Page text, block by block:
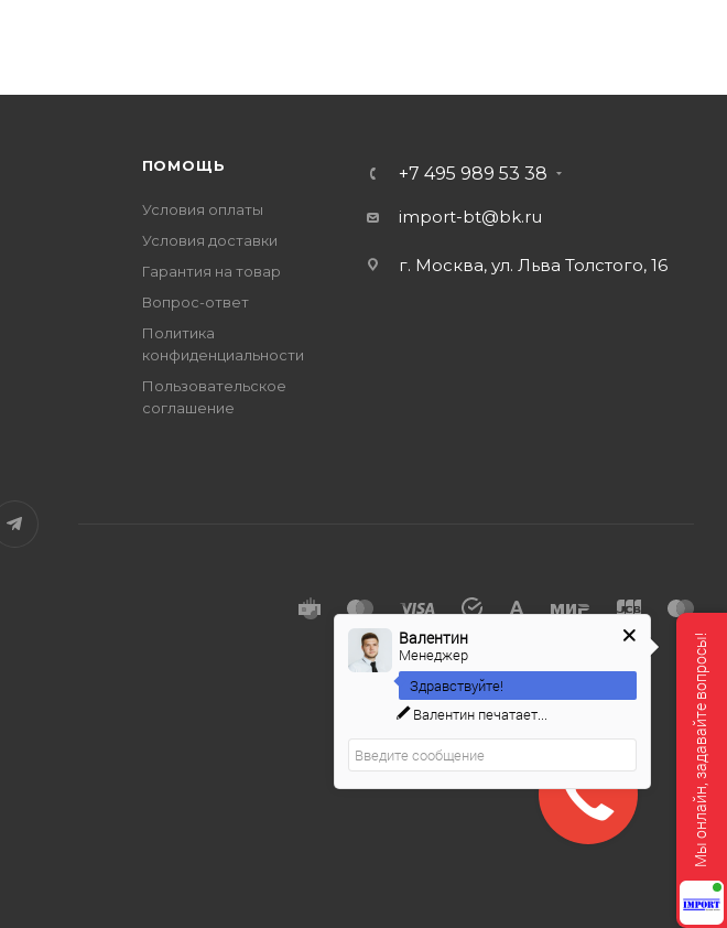
ПОМОЩЬ
Условия оплаты
Условия доставки
Гарантия на товар
Вопрос-ответ
Политика
конфиденциальности
Пользовательское
соглашение
+7 495 989 53 38
import-bt@bk.ru
г. Москва, ул. Льва Толстого, 16
Мы онлайн, задавайте вопросы!
Валентин
Менеджер
Здравствуйте!
Валентин печатает...